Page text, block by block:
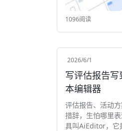
1096阅读
2026/6/1
写评估报告写到秃头？这
本编辑器
评估报告、活动
措辞，生怕哪里
具叫AiEditor，它